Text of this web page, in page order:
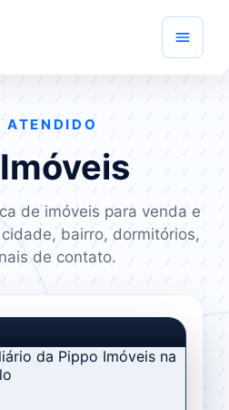
ATENDIDO
de imóveis para venda e
bairro, dormitórios,
de contato.